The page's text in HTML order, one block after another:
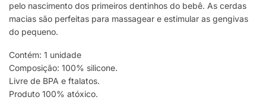
pelo nascimento dos primeiros dentinhos do bebê. As cerdas
macias são perfeitas para massagear e estimular as gengivas
do pequeno.
Contém: 1 unidade
Composição: 100% silicone.
Livre de BPA e ftalatos.
Produto 100% atóxico.